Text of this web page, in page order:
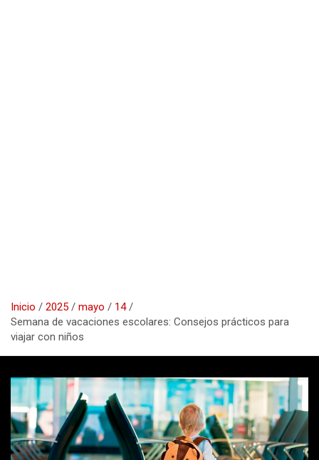
Inicio 2025 mayo
14
Semana de vacaciones escolares: Consejos prácticos para
viajar con niños